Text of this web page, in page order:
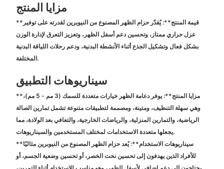
مزايا المنتج
**قيمة المنتج**: يُقدّر حزام الظهر المصنوع من النيوبرين لقدرته على توفير
عزل حراري ممتاز، وتحسين دعم أسفل الظهر، وتعزيز التعرق لإدارة الوزن
بشكل فعال وتشكيل الجذع أثناء الأنشطة البدنية، ودعم رحلات اللياقة البدنية
المختلفة.
سيناريوهات التطبيق
**مزايا المنتج**: يوفر دعامة الظهر خيارات متعددة للسمك (3 مم - 5 مم)،
وهي سهلة التنظيف، ومتينة، ومصممة لتطبيقات متنوعة تشمل تمارين الصالة
الرياضية، والتمارين المنزلية، والرياضات الخارجية، والتعافي بعد الولادة، مما
يجعلها متعددة الاستخدامات لمختلف المستخدمين والسيناريوهات.
**سيناريوهات الاستخدام**: يُعد حزام الظهر المصنوع من النيوبرين مثاليًا
للأفراد الذين يهدفون إلى تحسين نحت الخصر، أو تحسين وضعية الجسم، أو
يحتاجون إلى دعم إضافي لأسفل الظهر، وهو مناسب للاستخدام أثناء التمرين،